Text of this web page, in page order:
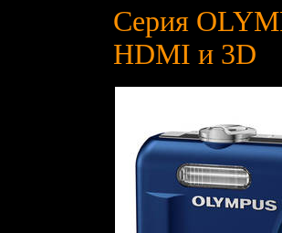
Серия
HDMI и 3D